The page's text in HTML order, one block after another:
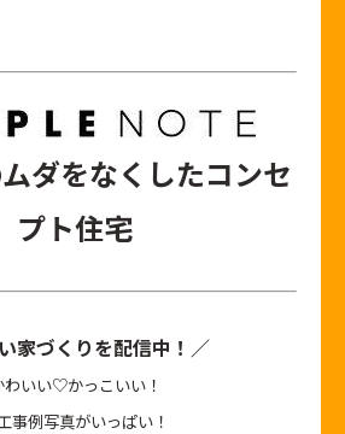
ダをなくしたコンセ
プト住宅
家づくりを配信中！／
わいい♡かっこいい！
事例写真がいっぱい！